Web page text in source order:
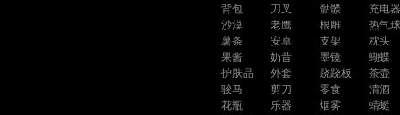
背包
刀叉 骷髅
充电器
沙漠
老鹰 根雕
热气球
薯条
安卓 支架
枕头
果酱
奶昔 墨镜
蝴蝶
护肤品
外套 跷跷板
茶壶
骏马
剪刀 零食
清酒
花瓶
乐器 烟雾
蜻蜓